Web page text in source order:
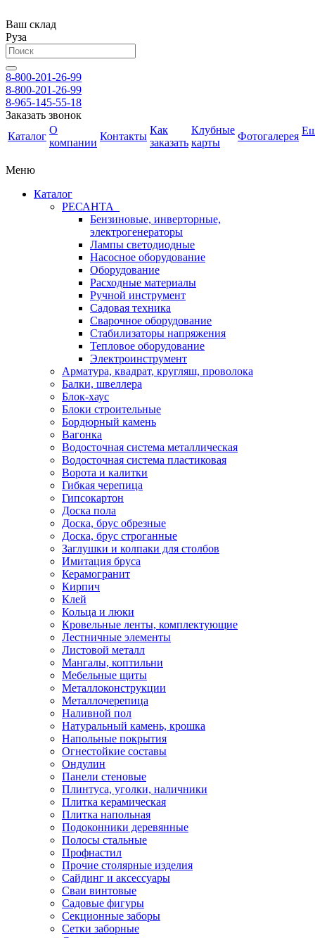
Ваш склад
Руза
8-800-201-26-99
8-800-201-26-99
8-965-145-55-18
Заказать звонок
Каталог
О
компании
Контакты
Как
заказать
Клубные
карты
Фотогалерея
Меню
Каталог
РЕСАНТА
Бензиновые, инверторные,
электрогенераторы
Лампы светодиодные
Насосное оборудование
Оборудование
Расходные материалы
Ручной инструмент
Садовая техника
Сварочное оборудование
Стабилизаторы напряжения
Тепловое оборудование
Электроинструмент
Арматура, квадрат, кругляш, проволока
Балки, швеллера
Блок-хаус
Блоки строительные
Бордюрный камень
Вагонка
Водосточная система металлическая
Водосточная система пластиковая
Ворота и калитки
Гибкая черепица
Гипсокартон
Доска пола
Доска, брус обрезные
Доска, брус строганные
Заглушки и колпаки для столбов
Имитация бруса
Керамогранит
Кирпич
Клей
Кольца и люки
Кровельные ленты, комплектующие
Лестничные элементы
Листовой металл
Мангалы, коптильни
Мебельные щиты
Металлоконструкции
Металлочерепица
Наливной пол
Натуральный камень, крошка
Напольные покрытия
Огнестойкие составы
Ондулин
Панели стеновые
Плинтуса, уголки, наличники
Плитка керамическая
Плитка напольная
Подоконники деревянные
Полосы стальные
Профнастил
Прочие столярные изделия
Сайдинг и аксессуары
Сваи винтовые
Садовые фигуры
Секционные заборы
Сетки заборные